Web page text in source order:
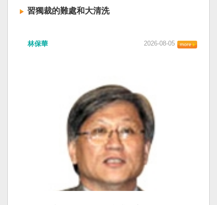
次彰顯這份聲明的立場，很榮幸代表台灣人民接
受IPAC的聲明，台灣會給予堅定的支持，共同捍
更透過跨國鎮壓手段，對世界各國人民進行政治
紅色恐怖正在世界各地蔓延，今年論壇主題聚焦
討論全球的民主韌性、灰帶侵擾的因應聯防，以
及非紅供應鏈的重塑，更加反映出台灣在國際社
會中的角色定位，以及期許台灣能承擔的國際責
任。 賴清德表示，當今台灣的民主成就受到國際
的肯定，面對中國「民促法」的威脅，台灣不會
接受統戰滲透和紅色恐怖、不會坐視中國將壓迫
黑手伸進台灣，或任何自由國家與地區。 賴清德
強調，台灣會以行動積極響應，落實「集體防
禦、責任分擔」，並將持續提升國防力量、強化
習獨裁的難處和大清洗
中全會。本來以為在七月上海的AI全球大會以
「適應不同群體消費需求擴大優質供給」。顯然
七月中國官方的經濟數字，製造業採購經理人指
數PMI，由六月的五十．三％大幅滑落至四十九．
二％，不僅低於預估的五十．一％，更一舉跌破
五十％榮枯線，加上非製造業和綜合PMI產出指數
三大核心指標同步跌穿榮枯線，習近平的梭哈
（孤注一擲）失敗，在會議文件上不得不兩處承
認「困難」。 一處是「有效應對各種外部衝擊和
內部困難」，後面提及「要高度重視經濟運行中
的困難挑戰」。其後各段落所說的例如公平競
林保華 2026-08-05